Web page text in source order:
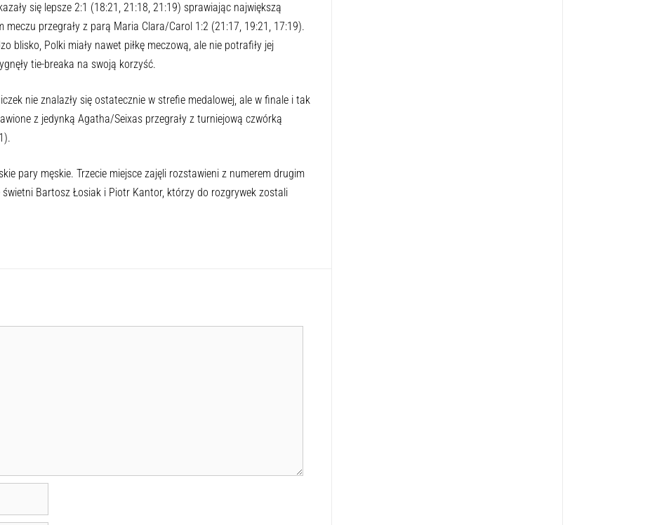
się lepsze 2:1 (18:21, 21:18, 21:19) sprawiając największą
meczu przegrały z parą Maria Clara/Carol 1:2 (21:17, 19:21, 17:19).
blisko, Polki miały nawet piłkę meczową, ale nie potrafiły jej
tie-breaka na swoją korzyść.
nie znalazły się ostatecznie w strefie medalowej, ale w finale i tak
z jedynką Agatha/Seixas przegrały z turniejową czwórką
pary męskie. Trzecie miejsce zajęli rozstawieni z numerem drugim
świetni Bartosz Łosiak i Piotr Kantor, którzy do rozgrywek zostali